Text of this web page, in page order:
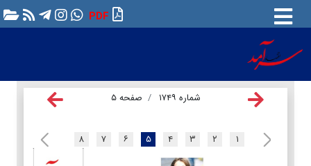
PDF
شماره ۱۷۴۹ صفحه ۵
۱ ۲ ۳ ۴ ۵ ۶ ۷ ۸